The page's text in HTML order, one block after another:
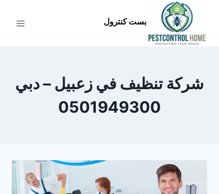
المحتوى
بست كنترول
شركة تنظيف في زعبيل – دبي
0501949300